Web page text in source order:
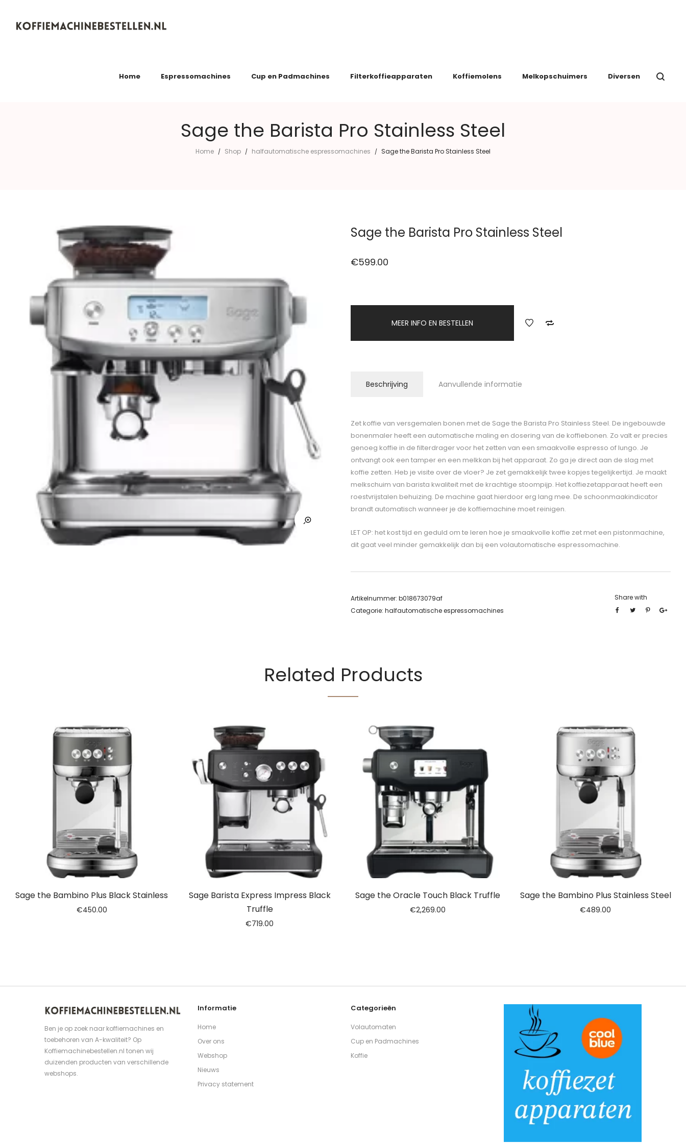
Home Espressomachines Cup en Padmachines Filterkoffieapparaten Koffiemolens Melkopschuimers Diversen
Sage the Barista Pro Stainless Steel
Home / Shop / halfautomatische espressomachines / Sage the Barista Pro Stainless Steel
Sage the Barista Pro Stainless Steel
€599.00
MEER INFO EN BESTELLEN
Beschrijving Aanvullende informatie
Zet koffie van versgemalen bonen met de Sage the Barista Pro Stainless Steel. De ingebouwde
bonenmaler heeft een automatische maling en dosering van de koffiebonen. Zo valt er precies
genoeg koffie in de filterdrager voor het zetten van een smaakvolle espresso of lungo. Je
ontvangt ook een tamper en een melkkan bij het apparaat. Zo ga je direct aan de slag met
koffie zetten. Heb je visite over de vloer? Je zet gemakkelijk twee kopjes tegelijkertijd. Je maakt
melkschuim van barista kwaliteit met de krachtige stoompijp. Het koffiezetapparaat heeft een
roestvrijstalen behuizing. De machine gaat hierdoor erg lang mee. De schoonmaakindicator
brandt automatisch wanneer je de koffiemachine moet reinigen.
LET OP: het kost tijd en geduld om te leren hoe je smaakvolle koffie zet met een pistonmachine,
dit gaat veel minder gemakkelijk dan bij een volautomatische espressomachine.
Artikelnummer: b018673079af
Categorie: halfautomatische espressomachines
Share with
Related Products
Sage the Bambino Plus Black Stainless
€450.00
Sage Barista Express Impress Black
Truffle
€719.00
Sage the Oracle Touch Black Truffle
€2,269.00
Sage the Bambino Plus Stainless Steel
€489.00
Ben je op zoek naar koffiemachines en
toebehoren van A-kwaliteit? Op
Koffiemachinebestellen.nl tonen wij
duizenden producten van verschillende
webshops.
Informatie
Home
Over ons
Webshop
Nieuws
Privacy statement
Categorieën
Volautomaten
Cup en Padmachines
Koffie